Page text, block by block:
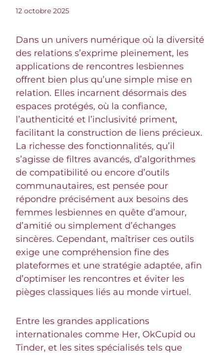
12 octobre 2025
Dans un univers numérique où la diversité
des relations s’exprime pleinement, les
applications de rencontres lesbiennes
offrent bien plus qu’une simple mise en
relation. Elles incarnent désormais des
espaces protégés, où la confiance,
l’authenticité et l’inclusivité priment,
facilitant la construction de liens précieux.
La richesse des fonctionnalités, qu’il
s’agisse de filtres avancés, d’algorithmes
de compatibilité ou encore d’outils
communautaires, est pensée pour
répondre précisément aux besoins des
femmes lesbiennes en quête d’amour,
d’amitié ou simplement d’échanges
sincères. Cependant, maîtriser ces outils
exige une compréhension fine des
plateformes et une stratégie adaptée, afin
d’optimiser les rencontres et éviter les
pièges classiques liés au monde virtuel.
Entre les grandes applications
internationales comme Her, OkCupid ou
Tinder, et les sites spécialisés tels que